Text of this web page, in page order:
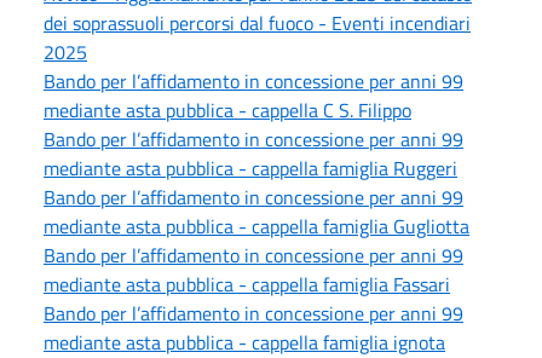
dei soprassuoli percorsi dal fuoco - Eventi incendiari
2025
Bando per l’affidamento in concessione per anni 99
mediante asta pubblica - cappella C S. Filippo
Bando per l’affidamento in concessione per anni 99
mediante asta pubblica - cappella famiglia Ruggeri
Bando per l’affidamento in concessione per anni 99
mediante asta pubblica - cappella famiglia Gugliotta
Bando per l’affidamento in concessione per anni 99
mediante asta pubblica - cappella famiglia Fassari
Bando per l’affidamento in concessione per anni 99
mediante asta pubblica - cappella famiglia ignota